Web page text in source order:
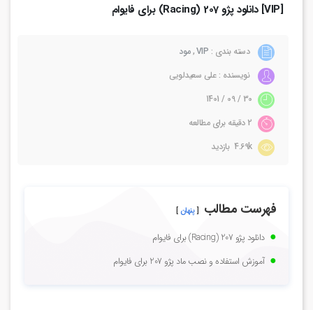
[VIP] دانلود پژو 207 (Racing) برای فایوام
دسته بندی : VIP
,مود
نویسنده : علی سعیدلویی
4.69k بازدید
فهرست مطالب پنهان
دانلود پژو 207 (Racing) برای فایوام
آموزش استفاده و نصب ماد پژو 207 برای فایوام